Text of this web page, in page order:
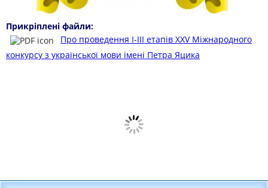
Прикріплені файли:
Про проведення І-ІІІ етапів ХХV Міжнародного
конкурсу з української мови імені Петра Яцика